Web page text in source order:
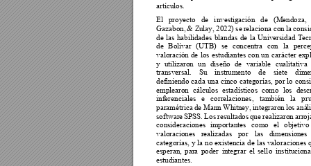
artículos.
El proyecto de investigación de (Mendoza,
Gazabon, & Zulay, 2022) se relaciona con la
de las habilidades blandas de la Universidad
de Bolívar (UTB) se concentra con la
valoración de los estudiantes con un carácter
y utilizaron un diseño de variable cualitativa
transversal.
Su instrumento de siete
definiendo cada una cinco categorías, por lo c
emplearon cálculos estadísticos como los
inferenciales e correlaciones, también la
paramétrica de Mann Whitney, integraron los aná
software SPSS. Los resultados que realizaron
consideraciones importantes como el objetivo
valoraciones realizadas por las dimensiones
categorías, y la no existencia de las valoraciones
esperan, para poder integrar el sello institucio
estudiantes.